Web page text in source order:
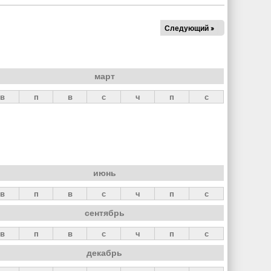
Следующий »
март
в п в с ч п с
июнь
в п в с ч п с
сентябрь
в п в с ч п с
декабрь